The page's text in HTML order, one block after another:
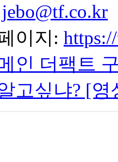
jebo@tf.co.kr
이지:
인 더팩트
고싶냐? [